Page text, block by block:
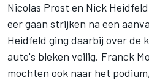
Nicolas Prost en Nick
eer gaan strijken na een
Heidfeld ging daarbij over de
auto's bleken veilig. Franck
mochten ook naar het